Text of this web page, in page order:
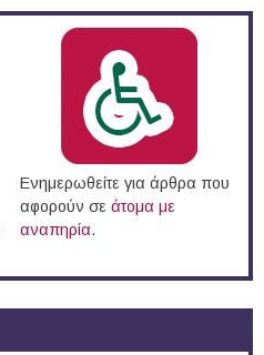
Ενημερωθείτε για άρθρα που
αφορούν σε άτομα με
αναπηρία.